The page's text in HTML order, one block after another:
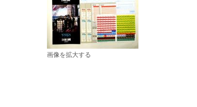
画像を拡大する